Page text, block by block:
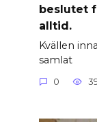
beslutet
alltid.
Kvällen
samlat
0